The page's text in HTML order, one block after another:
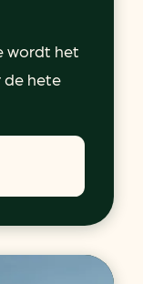
wordt het
de hete